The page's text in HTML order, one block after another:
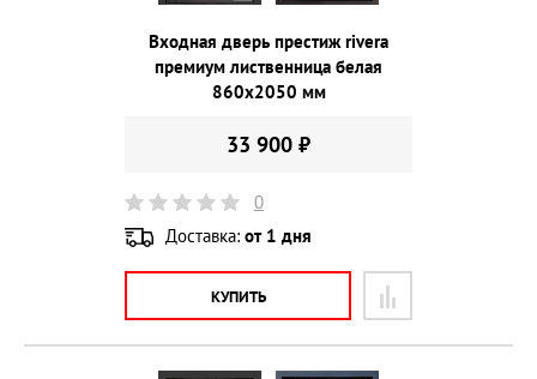
Входная дверь престиж rivera
премиум лиственница белая
860х2050 мм
33 900 ₽
0
Доставка: от 1 дня
КУПИТЬ